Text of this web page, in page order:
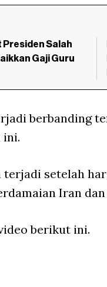
Presiden Salah
Gaji Guru
berbanding
ini.
setelah
Iran
berikut ini.